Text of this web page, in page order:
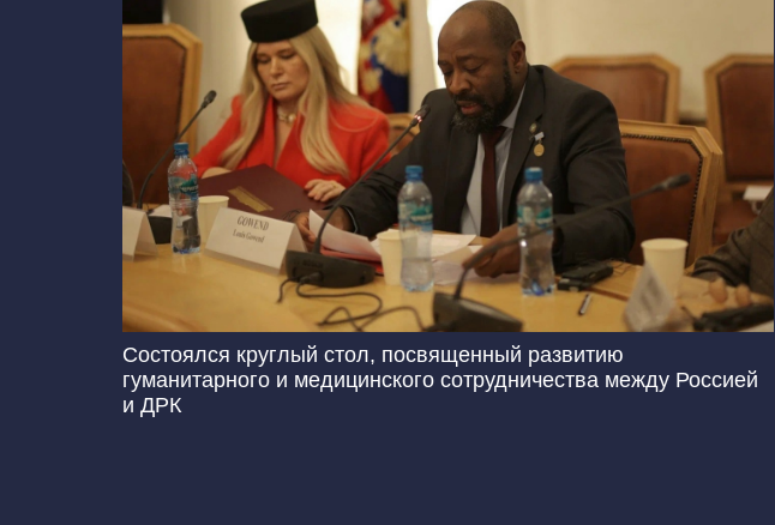
Состоялся круглый стол, посвященный развитию
гуманитарного и медицинского сотрудничества между Россией
и ДРК